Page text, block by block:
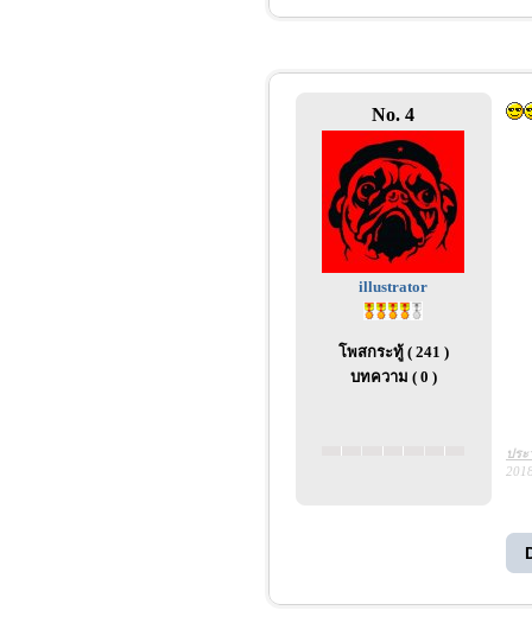
No. 4
illustrator
โพสกระทู้ ( 241 )
บทความ ( 0 )
ปร